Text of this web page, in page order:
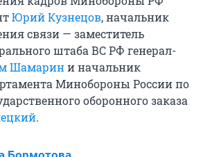
Юрий Кузнецов, начальник
связи — заместитель
штаба ВС РФ генерал-
Шамарини начальник
Минобороны России по
оборонного заказа
.